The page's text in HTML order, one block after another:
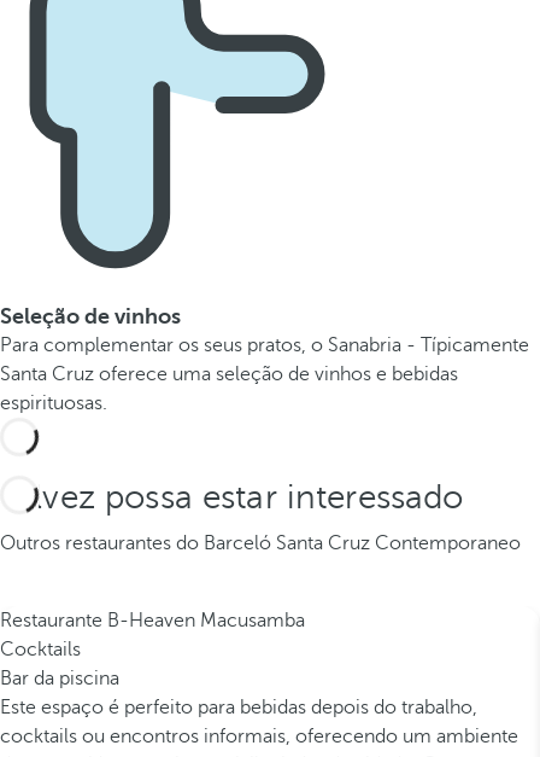
Seleção de vinhos
Para complementar os seus pratos, o Sanabria - Típicamente
Santa Cruz oferece uma seleção de vinhos e bebidas
espirituosas.
Talvez possa estar interessado
Outros restaurantes do Barceló Santa Cruz Contemporaneo
Restaurante B-Heaven Macusamba
Cocktails
Bar da piscina
Este espaço é perfeito para bebidas depois do trabalho,
cocktails ou encontros informais, oferecendo um ambiente